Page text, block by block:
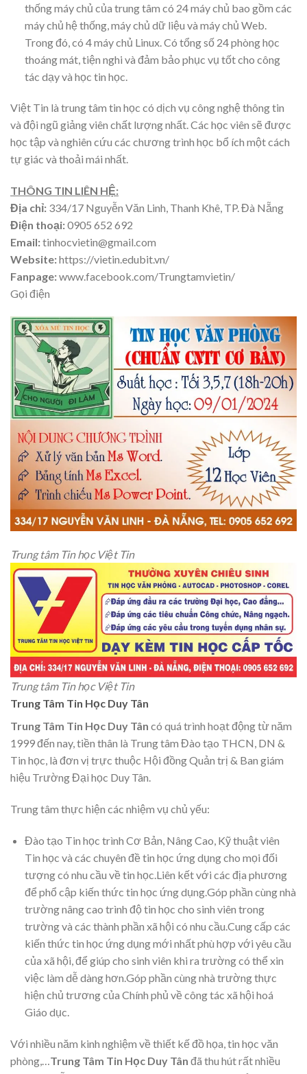
thống máy chủ của trung tâm có 24 máy chủ bao gồm các
máy chủ hệ thống, máy chủ dữ liệu và máy chủ Web.
Trong đó, có 4 máy chủ Linux. Có tổng số 24 phòng học
thoáng mát, tiện nghi và đảm bảo phục vụ tốt cho công
tác dạy và học tin học.
Việt Tin là trung tâm tin học có dịch vụ công nghệ thông tin
và đội ngũ giảng viên chất lượng nhất. Các học viên sẽ được
học tập và nghiên cứu các chương trình học bổ ích một cách
tự giác và thoải mái nhất.
THÔNG TIN LIÊN HỆ:
Địa chỉ: 334/17 Nguyễn Văn Linh, Thanh Khê, TP. Đà Nẵng
Điện thoại:0905 652 692
Email:tinhocvietin@gmail.com
Website:https://vietin.edubit.vn/
Fanpage:www.facebook.com/Trungtamvietin/
Gọi điện
Trung tâm Tin học Việt Tin
Trung tâm Tin học Việt Tin
Trung Tâm Tin Học Duy Tân
Trung Tâm Tin Học Duy Tân có quá trình hoạt động từ năm
1999 đến nay, tiền thân là Trung tâm Đào tạo THCN, DN &
Tin học, là đơn vị trực thuộc Hội đồng Quản trị & Ban giám
hiệu Trường Đại học Duy Tân.
Trung tâm thực hiện các nhiệm vụ chủ yếu:
Đào tạo Tin học trình Cơ Bản, Nâng Cao, Kỹ thuật viên
Tin học và các chuyên đề tin học ứng dụng cho mọi đối
tượng có nhu cầu về tin học.Liên kết với các địa phương
để phổ cập kiến thức tin học ứng dụng.Góp phần cùng nhà
trường nâng cao trình độ tin học cho sinh viên trong
trường và các thành phần xã hội có nhu cầu.Cung cấp các
kiến thức tin học ứng dụng mới nhất phù hợp với yêu cầu
của xã hội, để giúp cho sinh viên khi ra trường có thể xin
việc làm dễ dàng hơn.Góp phần cùng nhà trường thực
hiện chủ trương của Chính phủ về công tác xã hội hoá
Giáo dục.
Với nhiều năm kinh nghiệm về thiết kế đồ họa, tin học văn
phòng,…Trung Tâm Tin Học Duy Tân đã thu hút rất nhiều